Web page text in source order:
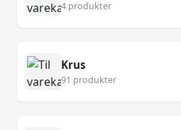
4 produkter
Krus
91 produkter